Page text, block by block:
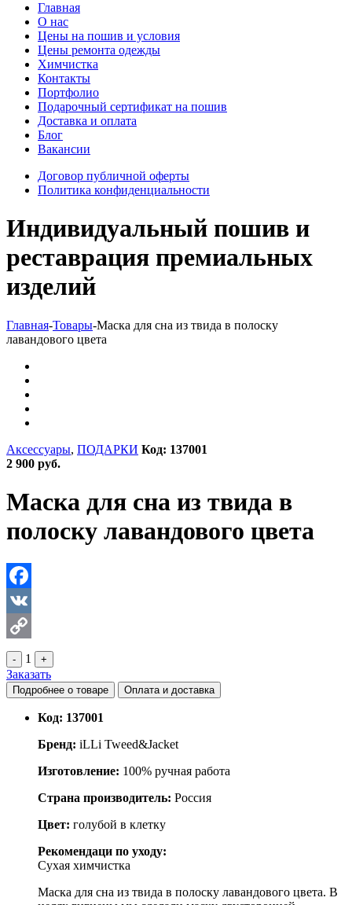
Главная
О нас
Цены на пошив и условия
Цены ремонта одежды
Химчистка
Контакты
Портфолио
Подарочный сертификат на пошив
Доставка и оплата
Блог
Вакансии
Договор публичной оферты
Политика конфиденциальности
Индивидуальный пошив и
реставрация премиальных
изделий
Главная-Товары-Маска для сна из твида в полоску
лавандового цвета
Аксессуары, ПОДАРКИ Код: 137001
2 900 руб.
Маска для сна из твида в
полоску лавандового цвета
Facebook
VK
Copy
Link
- 1 +
Заказать
Подробнее о товаре Оплата и доставка
Код: 137001
Бренд: iLLi Tweed&Jacket
Изготовление: 100% ручная работа
Страна производитель: Россия
Цвет: голубой в клетку
Рекомендаци по уходу:
Сухая химчистка
Маска для сна из твида в полоску лавандового цвета. В